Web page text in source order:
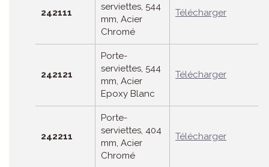
242111
serviettes, 544
mm, Acier
Chromé
Télécharger
242121
Porte-
serviettes, 544
mm, Acier
Epoxy Blanc
Télécharger
242211
Porte-
serviettes, 404
mm, Acier
Chromé
Télécharger